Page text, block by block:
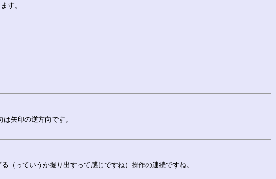
す。
矢印の逆方向です。
（っていうか掘り出すって感じですね）操作の連続ですね。